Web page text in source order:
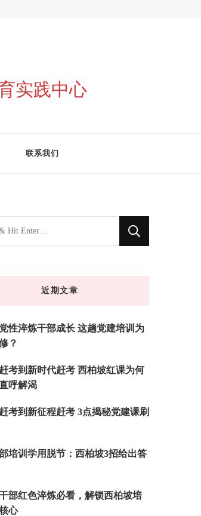
实践中心
联系我们
近期文章
性淬炼干部成长 这趟党建培训为
？
考到新时代赶考 西柏坡红课为何
呼解渴
考到新征程赶考 3点揭秘党建课刷
培训学用脱节：西柏坡3招给出答
部红色淬炼必看，解锁西柏坡培
心